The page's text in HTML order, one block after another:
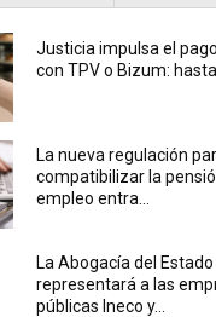
Justicia impulsa el
con TPV o Bizum: hasta
La nueva regulación
compatibilizar la
empleo entra...
La Abogacía del Estado
representará a las
públicas Ineco y...